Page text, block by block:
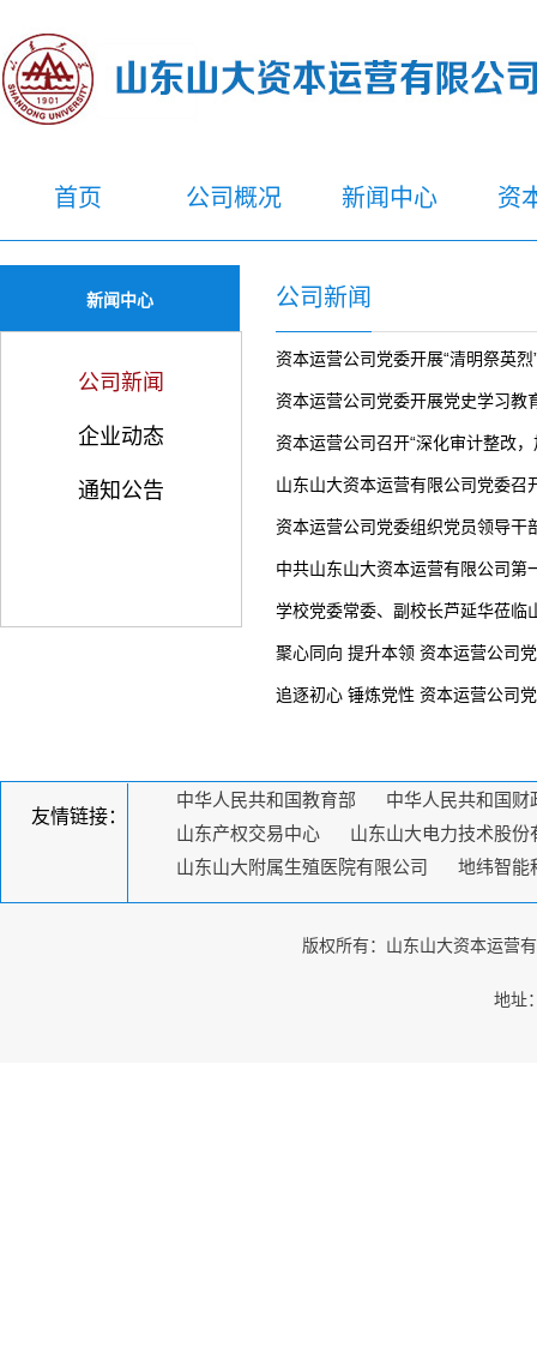
首页 公司概况 新闻中心 资
新闻中心
公司新闻
企业动态
通知公告
公司新闻
资本运营公司党委开展“清明祭英
资本运营公司党委开展党史学习教
资本运营公司召开“深化审计整改
山东山大资本运营有限公司党委召
资本运营公司党委组织党员领导干
中共山东山大资本运营有限公司第
学校党委常委、副校长芦延华莅临
聚心同向 提升本领 资本运营公司
追逐初心 锤炼党性 资本运营公司
友情链接：
中华人民共和国教育部
中华人民共和国财
山东产权交易中心
山东山大电力技术股份
山东山大附属生殖医院有限公司
地纬智能
版权所有：山东山大资本运
地址